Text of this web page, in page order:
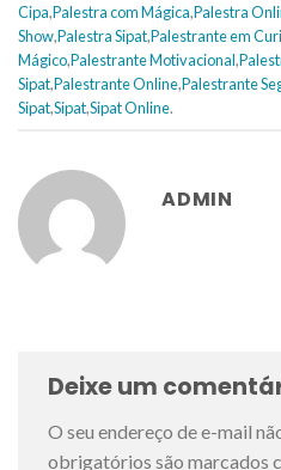
Cipa,Palestra com Mágica,Palestra
Show,Palestra Sipat,Palestrante em
Mágico,Palestrante Motivacional,
Sipat,Palestrante Online,Palestrante
Sipat,Sipat,Sipat Online.
ADMIN
Deixe um
O seu endereço de e-mail
obrigatórios são marcados